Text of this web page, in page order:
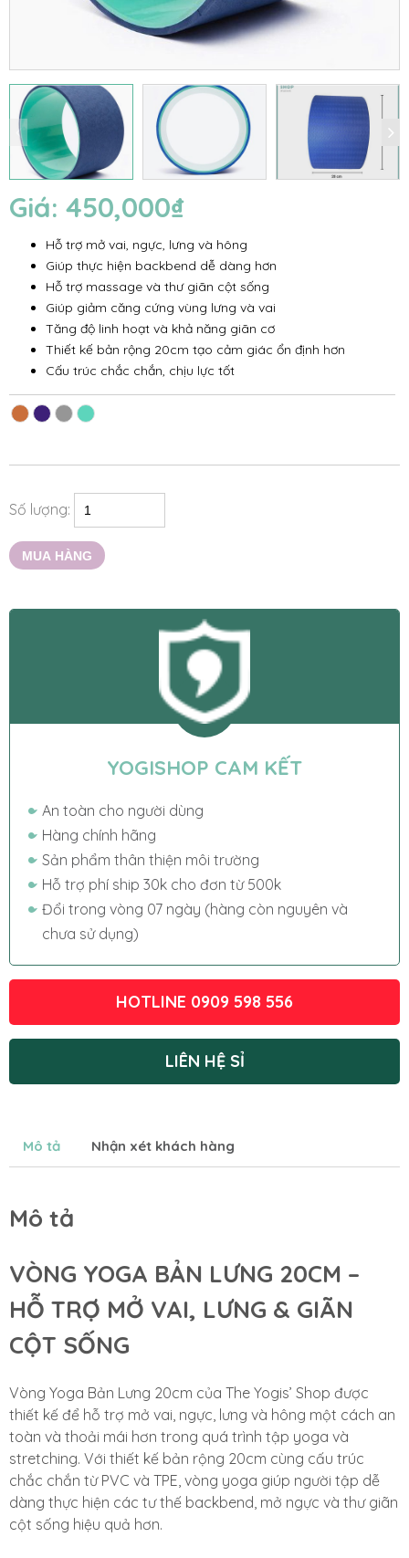
Giá: 450,000₫
Hỗ trợ mở vai, ngực, lưng và hông
Giúp thực hiện backbend dễ dàng hơn
Hỗ trợ massage và thư giãn cột sống
Giúp giảm căng cứng vùng lưng và vai
Tăng độ linh hoạt và khả năng giãn cơ
Thiết kế bản rộng 20cm tạo cảm giác ổn định hơn
Cấu trúc chắc chắn, chịu lực tốt
Số lượng:
MUA HÀNG
YOGISHOP CAM KẾT
An toàn cho người dùng
Hàng chính hãng
Sản phẩm thân thiện môi trường
Hỗ trợ phí ship 30k cho đơn từ 500k
Đổi trong vòng 07 ngày (hàng còn nguyên và
chưa sử dụng)
HOTLINE 0909 598 556
LIÊN HỆ SỈ
Mô tả Nhận xét khách hàng
Mô tả
VÒNG YOGA BẢN LƯNG 20CM –
HỖ TRỢ MỞ VAI, LƯNG & GIÃN
CỘT SỐNG
Vòng Yoga Bản Lưng 20cm của The Yogis’ Shop được
thiết kế để hỗ trợ mở vai, ngực, lưng và hông một cách an
toàn và thoải mái hơn trong quá trình tập yoga và
stretching. Với thiết kế bản rộng 20cm cùng cấu trúc
chắc chắn từ PVC và TPE, vòng yoga giúp người tập dễ
dàng thực hiện các tư thế backbend, mở ngực và thư giãn
cột sống hiệu quả hơn.